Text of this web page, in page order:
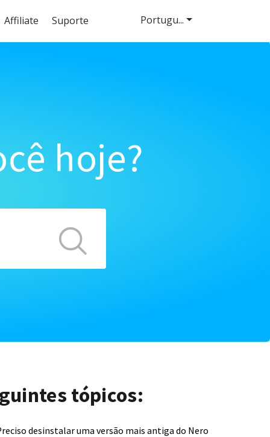
Affiliate Suporte
hoje?
tópicos:
desinstalar uma versão mais antiga do Nero
Portugu...